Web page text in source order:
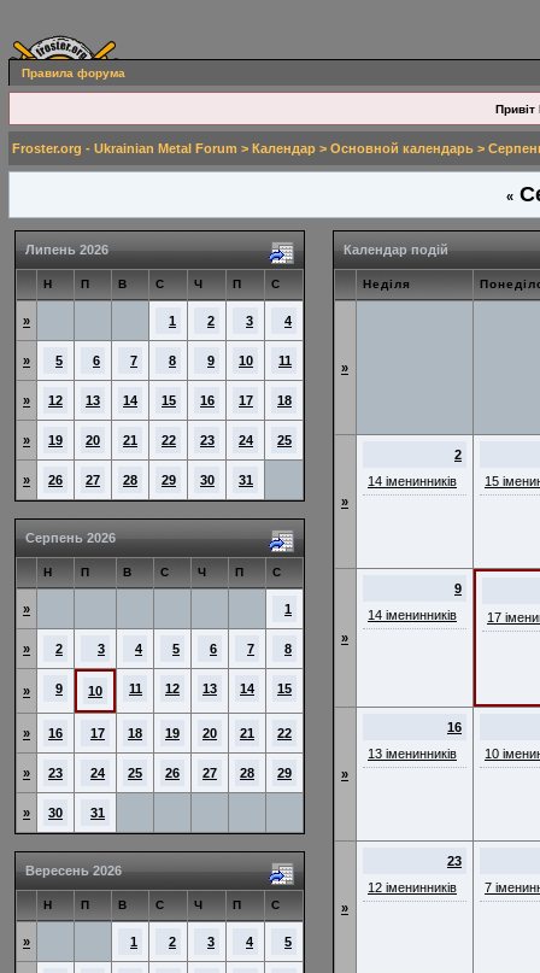
Правила форума
Привіт
Froster.org - Ukrainian Metal Forum > Календар > Основной календарь >
«
Липень 2026
Н П В С Ч П С
» 1 2 3 4
» 5 6 7 8 9 10 11
» 12 13 14 15 16 17 18
» 19 20 21 22 23 24 25
» 26 27 28 29 30 31
Серпень 2026
Н П В С Ч П С
» 1
» 2 3 4 5 6 7 8
» 9 10 11 12 13 14 15
» 16 17 18 19 20 21 22
» 23 24 25 26 27 28 29
» 30 31
Вересень 2026
Н П В С Ч П С
» 1 2 3 4 5
Календар подій
Неділя
»
»
2
14 іменинників
15
»
9
14 іменинників
17
»
16
13 іменинників
10
»
23
12 іменинників
7